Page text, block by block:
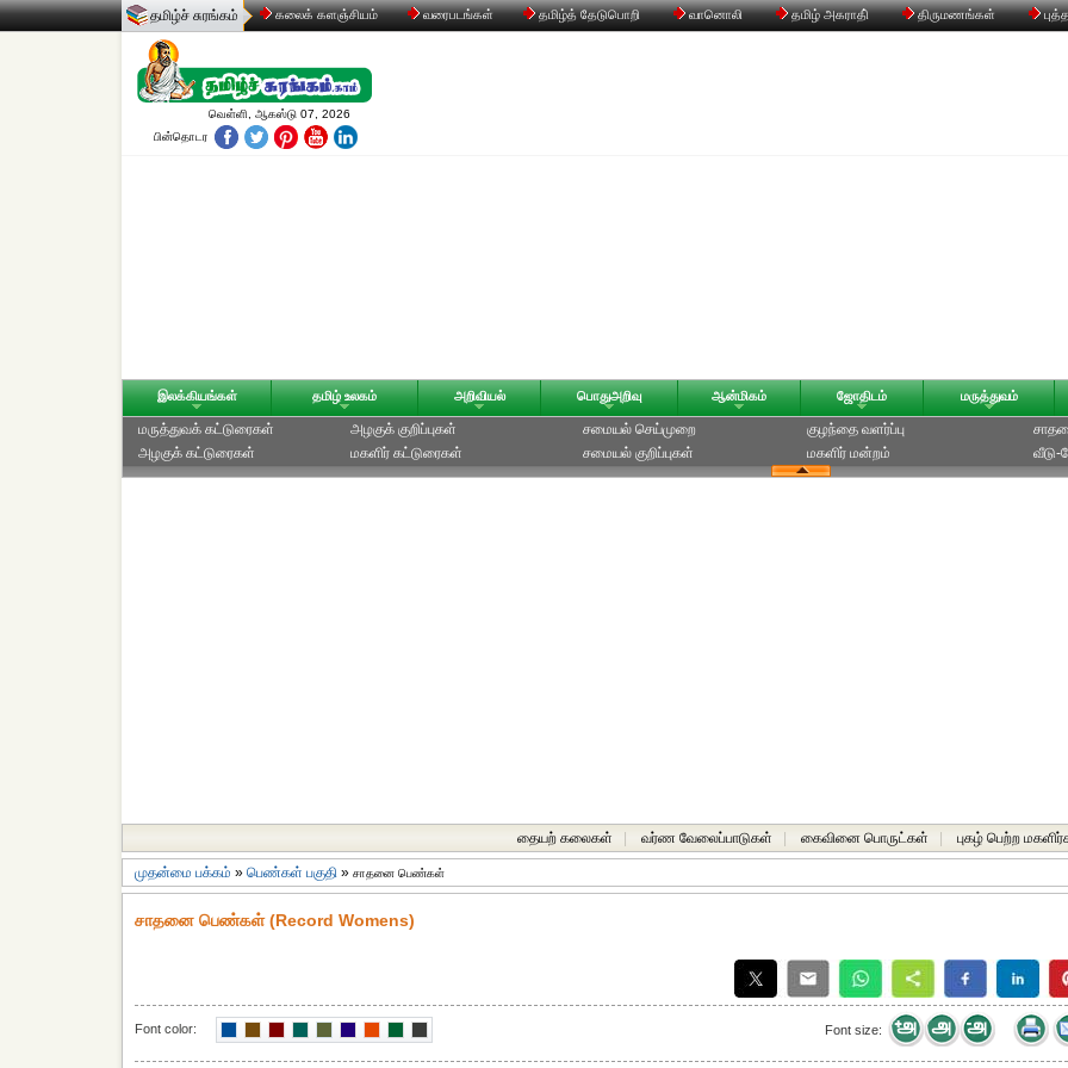
தமிழ்ச் சுரங்கம் கலைக் களஞ்சியம் வரைபடங்கள் தமிழ்த் தேடுபொறி வானொலி தமிழ் அகராதி் திருமணங்கள்
வெள்ளி, ஆகஸ்டு 07, 2026
பின்தொடர
இலக்கியங்கள் தமிழ் உலகம் அறிவியல் பொதுஅறிவு ஆன்மிகம் ஜோதிடம் மருத்துவம்
மருத்துவக் கட்டுரைகள்
அழகுக் கட்டுரைகள்
அழகுக் குறிப்புகள்
மகளிர் கட்டுரைகள்
சமையல் செய்முறை
சமையல் குறிப்புகள்
குழந்தை வளர்ப்பு
மகளிர் மன்றம்
வீடு-
தையற் கலைகள் வர்ண வேலைப்பாடுகள் கைவினை பொருட்கள் புகழ் பெற்ற
முதன்மை பக்கம் » பெண்கள் பகுதி » சாதனை பெண்கள்
சாதனை பெண்கள் (Record Womens)
Font color: Font size: